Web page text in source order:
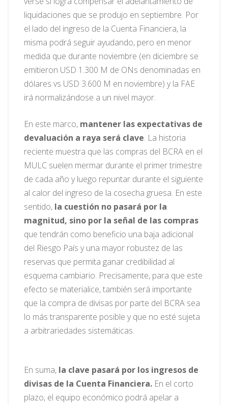
liquidaciones que se produjo en septiembre. Por
el lado del ingreso de la Cuenta Financiera, la
misma podrá seguir ayudando, pero en menor
medida que durante noviembre (en diciembre se
emitieron USD 1.300 M de ONs denominadas en
dólares vs USD 3.600 M en noviembre) y la FAE
irá normalizándose a un nivel mayor.
En este marco, mantener las expectativas de
devaluación a raya será clave. La historia
reciente muestra que las compras del BCRA en el
MULC suelen mermar durante el primer trimestre
de cada año y luego repuntar durante el siguiente
al calor del ingreso de la cosecha gruesa. En este
sentido, la cuestión no pasará por la
magnitud, sino por la señal de las compras
que tendrán como beneficio una baja adicional
del Riesgo País y una mayor robustez de las
reservas que permita ganar credibilidad al
esquema cambiario. Precisamente, para que este
efecto se materialice, también será importante
que la compra de divisas por parte del BCRA sea
lo más transparente posible y que no esté sujeta
a arbitrariedades sistemáticas.
En suma, la clave pasará por los ingresos de
divisas de la Cuenta Financiera. En el corto
plazo, el equipo económico podrá apelar a